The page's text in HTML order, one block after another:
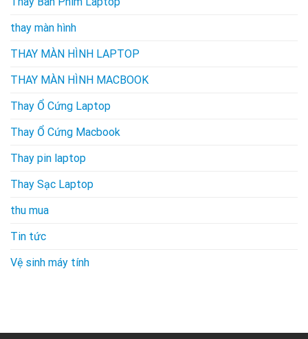
thay màn hình
THAY MÀN HÌNH LAPTOP
THAY MÀN HÌNH MACBOOK
Thay Ổ Cứng Laptop
Thay Ổ Cứng Macbook
Thay pin laptop
Thay Sạc Laptop
thu mua
Tin tức
Vệ sinh máy tính